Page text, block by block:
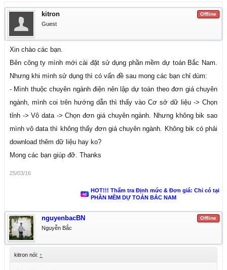
Offline
kitron
Guest
Xin chào các bạn.
Bên công ty mình mới cài đặt sử dụng phần mềm dự toán Bắc Nam.
Nhưng khi mình sử dụng thì có vấn đề sau mong các bạn chỉ dùm:
- Mình thuộc chuyên ngành điện nên lập dự toán theo đơn giá chuyên
ngành, mình coi trên hướng dẫn thì thấy vào Cơ sở dữ liệu -> Chọn
tỉnh -> Vô data -> Chọn đơn giá chuyên ngành. Nhưng không bik sao
mình vô data thì không thấy đơn giá chuyên ngành. Không bik có phải
download thêm dữ liệu hay ko?
Mong các bạn giúp đỡ. Thanks
25/03/16
HOT!!! Thẩm tra Định mức & Đơn giá: Chỉ có tại
PHẦN MỀM DỰ TOÁN BẮC NAM
Offline
nguyenbacBN
Nguyễn Bắc
kitron nói: ↑